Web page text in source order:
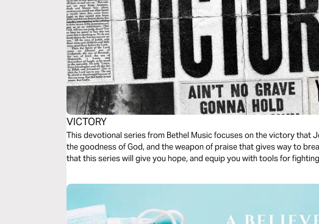
VICTORY
This devotional series from Bethel Music focuses on the victory that
the goodness of God, and the weapon of praise that gives way to
that this series will give you hope, and equip you with tools for